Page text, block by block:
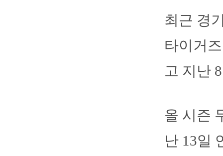
최근 경
타이거
고 지난
올 시즌
난 13일